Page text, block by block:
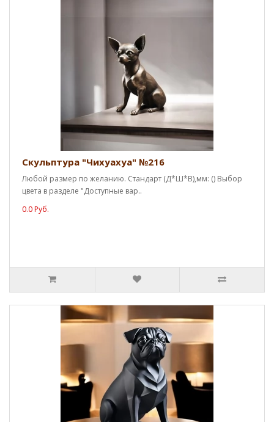
Скульптура "Чихуахуа" №216
Любой размер по желанию. Стандарт (Д*Ш*В),мм: () Выбор
цвета в разделе "Доступные вар..
0.0 Руб.